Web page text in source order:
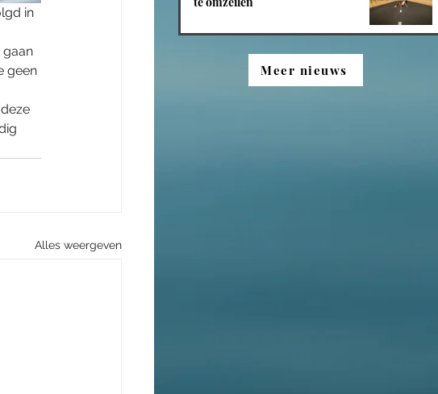
in
gaan
geen
Alles weergeven
Meer nieuws